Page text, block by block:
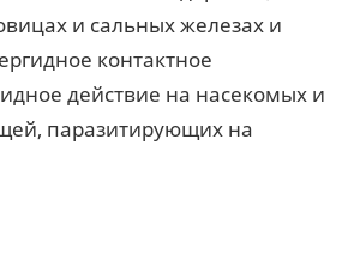
и сальных железах и
контактное
действие на насекомых и
паразитирующих на